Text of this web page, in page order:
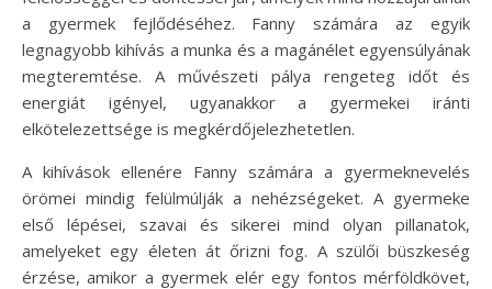
a gyermek fejlődéséhez. Fanny számára az egyik
legnagyobb kihívás a munka és a magánélet egyensúlyának
megteremtése. A művészeti pálya rengeteg időt és
energiát igényel, ugyanakkor a gyermekei iránti
elkötelezettsége is megkérdőjelezhetetlen.
A kihívások ellenére Fanny számára a gyermeknevelés
örömei mindig felülmúlják a nehézségeket. A gyermeke
első lépései, szavai és sikerei mind olyan pillanatok,
amelyeket egy életen át őrizni fog. A szülői büszkeség
érzése, amikor a gyermek elér egy fontos mérföldkövet,